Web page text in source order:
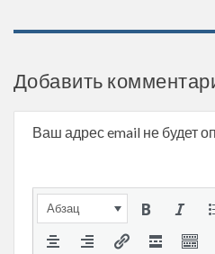
Добавить
Ваш адрес email не будет
Абзац